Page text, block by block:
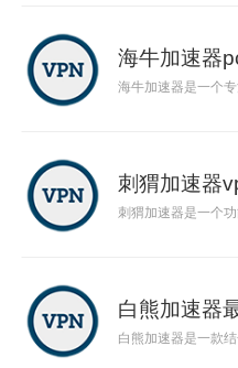
海牛加速器
海牛加速器是一个
刺猬加速器
刺猬加速器是一个
白熊加速器
白熊加速器是一款